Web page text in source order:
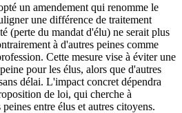
un amendement qui renomme le
une différence de traitement
(perte du mandat d'élu) ne serait plus
à d'autres peines comme
Cette mesure vise à éviter une
pour les élus, alors que d'autres
délai. L'impact concret dépendra
de loi, qui cherche à
entre élus et autres citoyens.